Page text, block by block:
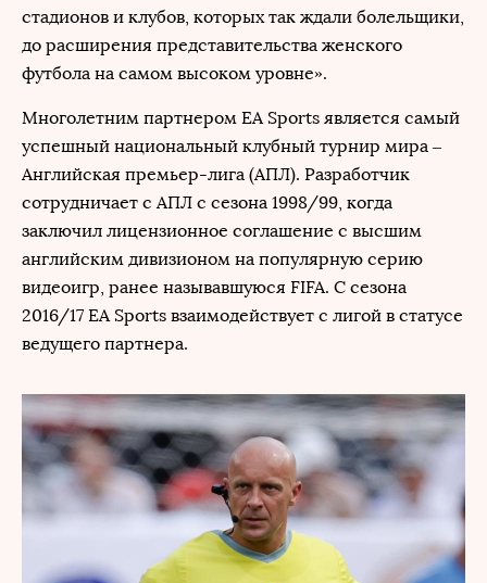
стадионов и клубов, которых так ждали болельщики,
до расширения представительства женского
футбола на самом высоком уровне».
Многолетним партнером EA Sports является самый
успешный национальный клубный турнир мира –
Английская премьер-лига (АПЛ). Разработчик
сотрудничает с АПЛ с сезона 1998/99, когда
заключил лицензионное соглашение с высшим
английским дивизионом на популярную серию
видеоигр, ранее называвшуюся FIFA. С сезона
2016/17 EA Sports взаимодействует с лигой в статусе
ведущего партнера.